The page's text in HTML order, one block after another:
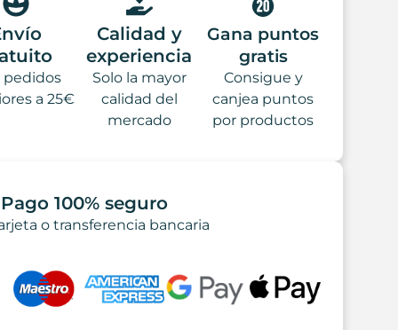
pedidos
a 25€
Calidad y
experiencia
Solo la mayor
calidad del
mercado
Gana puntos
gratis
Consigue y
canjea puntos
por productos
Pago 100% seguro
o transferencia bancaria